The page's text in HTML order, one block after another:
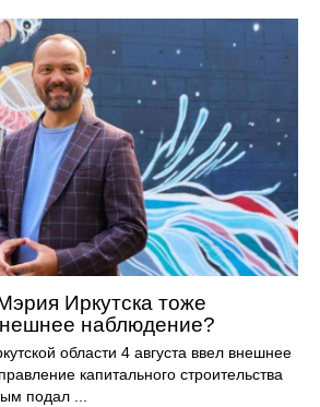
Иркутска тоже
наблюдение?
области 4 августа ввел внешнее
капитального строительства
подал ...